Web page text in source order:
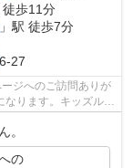
徒歩11分
」駅 徒歩7分
6-27
ジへのご訪問ありが
なります。キッズルー
。
の